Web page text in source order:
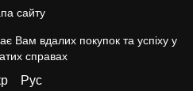
сайту
Вам вдалих покупок та успіху у
справах
Рус